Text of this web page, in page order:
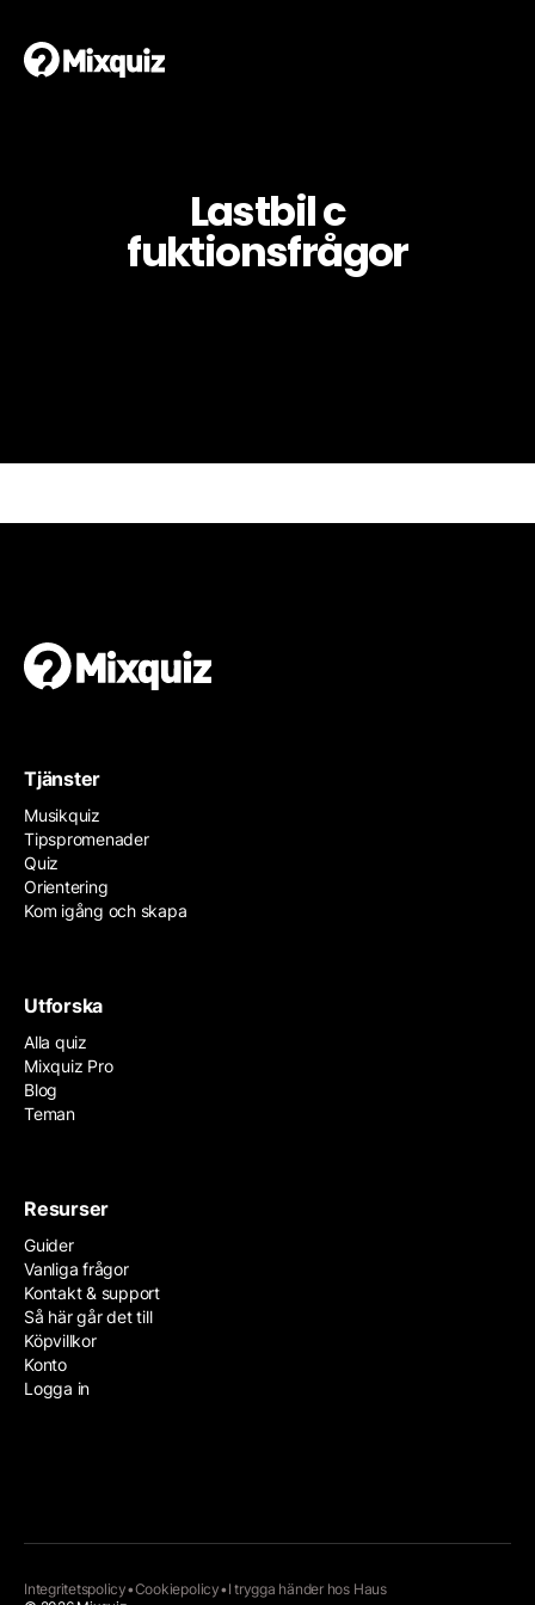
Lastbil c
fuktionsfrågor
Tjänster
Musikquiz
Tipspromenader
Quiz
Orientering
Kom igång och skapa
Utforska
Alla quiz
Mixquiz Pro
Blog
Teman
Resurser
Guider
Vanliga frågor
Kontakt & support
Så här går det till
Köpvillkor
Konto
Logga in
Integritetspolicy•Cookiepolicy•I trygga händer hos Haus